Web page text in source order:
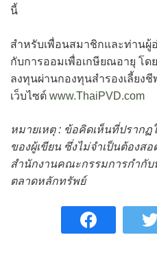
นี้
สำหรับเพื่อนสมาชิกและท่านผู้
กับการออมเพื่อเกษียณอายุ โด
ลงทุนผ่านกองทุนสำรองเลี้ยง
เว็บไซต์ www.ThaiPVD.com
หมายเหตุ : ข้อคิดเห็นที่ปราก
ของผู้เขียน ซึ่งไม่จำเป็นต้องส
สำนักงานคณะกรรมการกำกั
ตลาดหลักทรัพย์